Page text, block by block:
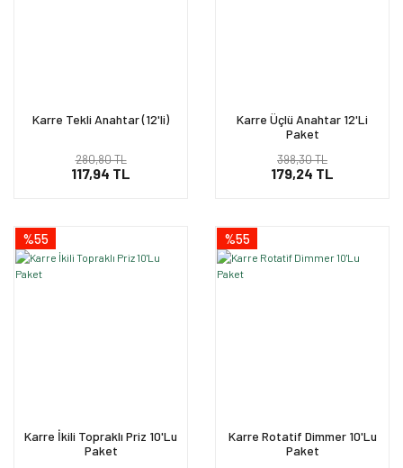
Karre Tekli Anahtar (12'li)
280,80 TL
117,94 TL
Karre Üçlü Anahtar 12'Li
Paket
398,30 TL
179,24 TL
%55
Karre İkili Topraklı Priz 10'Lu
Paket
%55
Karre Rotatif Dimmer 10'Lu
Paket